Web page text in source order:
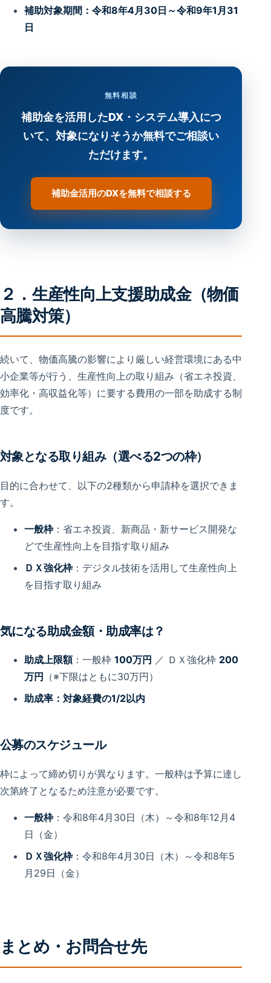
補助対象期間：令和8年4月30日～令和9年1月31
日
無料相談
補助金を活用したDX・システム導入につ
いて、対象になりそうか無料でご相談い
ただけます。
補助金活用のDXを無料で相談する
２．生産性向上支援助成金（物価
高騰対策）
続いて、物価高騰の影響により厳しい経営環境にある中
小企業等が行う、生産性向上の取り組み（省エネ投資、
効率化・高収益化等）に要する費用の一部を助成する制
度です。
対象となる取り組み（選べる2つの枠）
目的に合わせて、以下の2種類から申請枠を選択できま
す。
一般枠：省エネ投資、新商品・新サービス開発な
どで生産性向上を目指す取り組み
ＤＸ強化枠：デジタル技術を活用して生産性向上
を目指す取り組み
気になる助成金額・助成率は？
助成上限額：一般枠 100万円 ／ ＤＸ強化枠 200
万円
（※下限はともに30万円）
助成率：対象経費の1/2以内
公募のスケジュール
枠によって締め切りが異なります。一般枠は予算に達し
次第終了となるため注意が必要です。
一般枠：令和8年4月30日（木）～令和8年12月4
日（金）
ＤＸ強化枠：令和8年4月30日（木）～令和8年5
月29日（金）
まとめ・お問合せ先